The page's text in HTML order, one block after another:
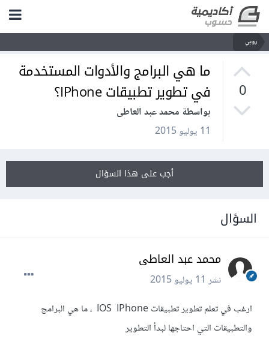
روبي
0
ما هي البرامج والأدوات المستخدمة
في تطوير تطبيقات IPhone؟
بواسطة محمد عبد العاطى
11 يوليو 2015
أجب على هذا السؤال
السؤال
محمد عبد العاطى
نشر11 يوليو 2015
ارغب في تعلم تطوير تطبيقات IOS IPhone ، ما هي البرامج
والتطبيقات التي احتاجها لبدأ التطوير